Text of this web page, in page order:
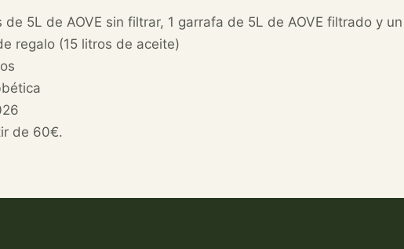
de 5L de AOVE sin filtrar, 1 garrafa de 5L de AOVE filtrado y un
regalo (15 litros de aceite)
de 60€.